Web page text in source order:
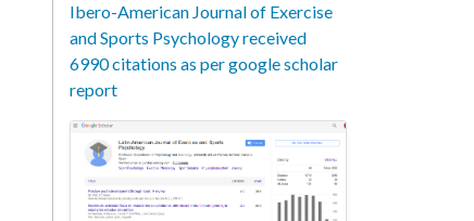
Ibero-American Journal of Exercise
and Sports Psychology received
6990 citations as per google scholar
report